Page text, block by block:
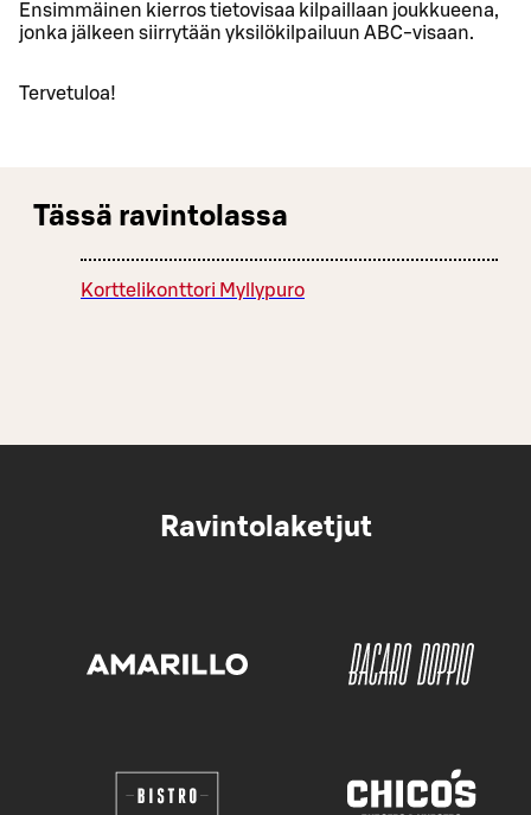
Ensimmäinen kierros tietovisaa kilpaillaan joukkueena,
jonka jälkeen siirrytään yksilökilpailuun ABC-visaan.
Tervetuloa!
Tässä ravintolassa
Korttelikonttori Myllypuro
Ravintolaketjut